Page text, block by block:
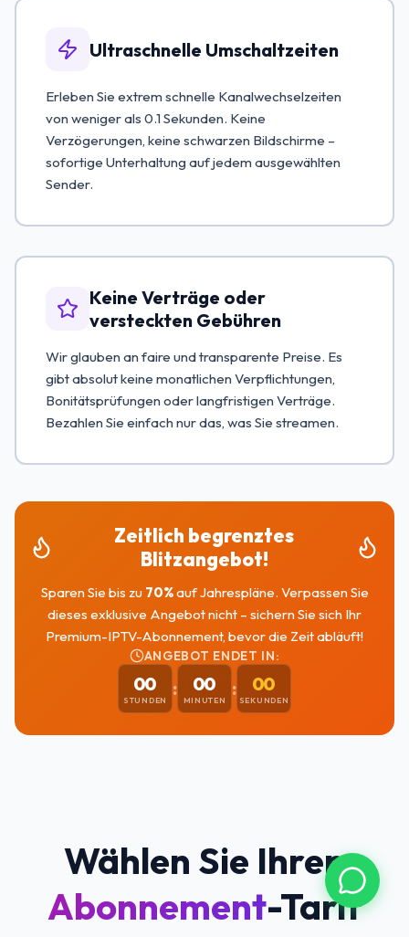
Ultraschnelle Umschaltzeiten
Erleben Sie extrem schnelle Kanalwechselzeiten
von weniger als 0.1 Sekunden. Keine
Verzögerungen, keine schwarzen Bildschirme –
sofortige Unterhaltung auf jedem ausgewählten
Sender.
Keine Verträge oder
versteckten Gebühren
Wir glauben an faire und transparente Preise. Es
gibt absolut keine monatlichen Verpflichtungen,
Bonitätsprüfungen oder langfristigen Verträge.
Bezahlen Sie einfach nur das, was Sie streamen.
Zeitlich begrenztes
Blitzangebot!
Sparen Sie bis zu 70%auf Jahrespläne. Verpassen Sie
dieses exklusive Angebot nicht – sichern Sie sich Ihr
Premium-IPTV-Abonnement, bevor die Zeit abläuft!
ANGEBOT ENDET IN:
00
STUNDEN
: 00
MINUTEN
: 00
SEKUNDEN
Wählen Sie Ihren
Abonnement-Tarif